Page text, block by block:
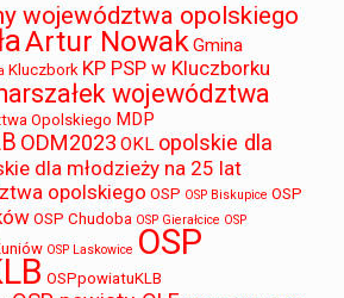
województwa opolskiego
Artur NowakGmina
Kluczbork KP PSP w Kluczborku
województwa
Opolskiego MDP
ODM2023 OKL opolskie dla
dla młodzieży na 25 lat
opolskiego OSP OSP Biskupice OSP
OSP Chudoba OSP Gierałcice OSP
OSP Laskowice OSP
OSPpowiatuKLB